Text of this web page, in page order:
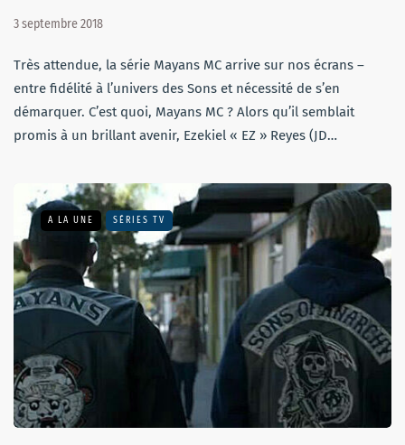
3 septembre 2018
Très attendue, la série Mayans MC arrive sur nos écrans –
entre fidélité à l’univers des Sons et nécessité de s’en
démarquer. C’est quoi, Mayans MC ? Alors qu’il semblait
promis à un brillant avenir, Ezekiel « EZ » Reyes (JD…
A LA UNE SÉRIES TV